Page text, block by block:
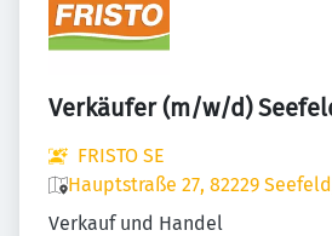
Verkäufer (m/w/d)
FRISTO SE
Hauptstraße 27, 82229
Verkauf und Handel